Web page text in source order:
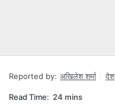
Reported by: अखिलेश शर्मा देश
Read Time: 24 mins